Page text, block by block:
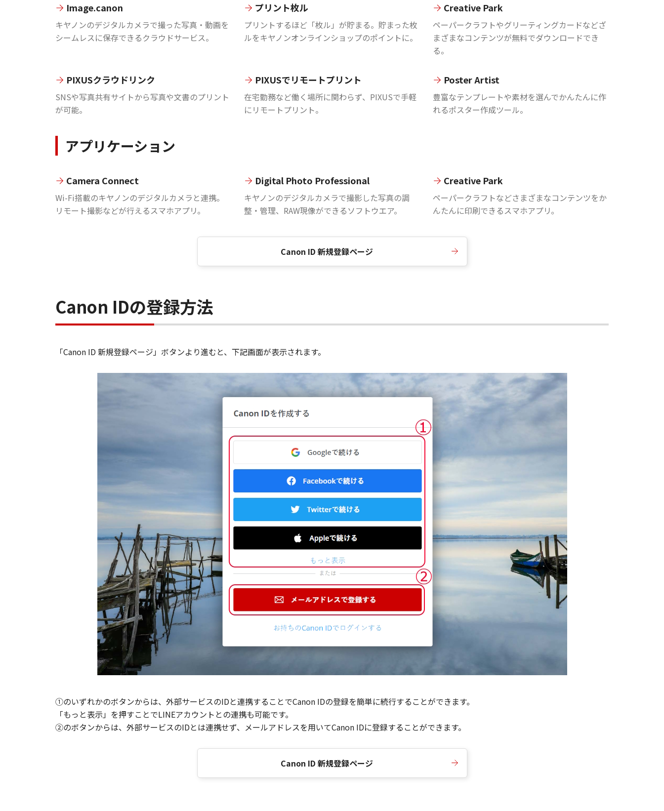
Image.canon
キヤノンのデジタルカメラで撮った写真・動画を
シームレスに保存できるクラウドサービス。
プリント枚ル
プリントするほど「枚ル」が貯まる。貯まった枚
ルをキヤノンオンラインショップのポイントに。
Creative Park
ペーパークラフトやグリーティングカードなどざ
まざまなコンテンツが無料でダウンロードでき
る。
PIXUSクラウドリンク
SNSや写真共有サイトから写真や文書のプリント
が可能。
PIXUSでリモートプリント
在宅勤務など働く場所に関わらず、PIXUSで手軽
にリモートプリント。
Poster Artist
豊富なテンプレートや素材を選んでかんたんに作
れるポスター作成ツール。
アプリケーション
Camera Connect
Wi-Fi搭載のキヤノンのデジタルカメラと連携。
リモート撮影などが行えるスマホアプリ。
Digital Photo Professional
キヤノンのデジタルカメラで撮影した写真の調
整・管理、RAW現像ができるソフトウエア。
Creative Park
ペーパークラフトなどさまざまなコンテンツをか
んたんに印刷できるスマホアプリ。
Canon ID 新規登録ページ
Canon IDの登録方法
「Canon ID 新規登録ページ」ボタンより進むと、下記画面が表示されます。
①のいずれかのボタンからは、外部サービスのIDと連携することでCanon IDの登録を簡単に続行することができます。
「もっと表示」を押すことでLINEアカウントとの連携も可能です。
②のボタンからは、外部サービスのIDとは連携せず、メールアドレスを用いてCanon IDに登録することができます。
Canon ID 新規登録ページ